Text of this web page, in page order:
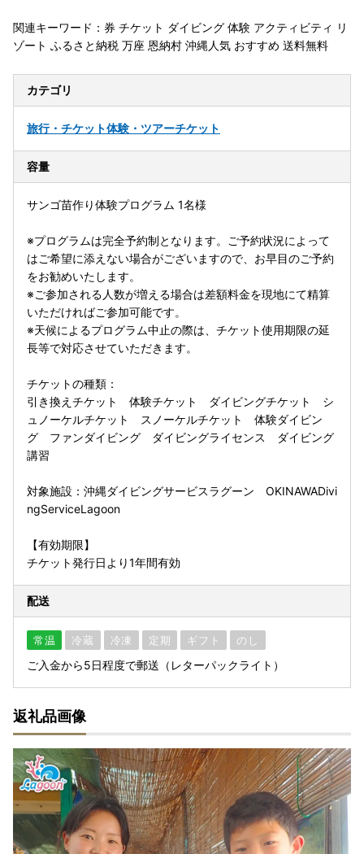
関連キーワード：券 チケット ダイビング 体験 アクティビティ リ
ゾート ふるさと納税 万座 恩納村 沖縄人気 おすすめ 送料無料
カテゴリ
旅行・チケット体験・ツアーチケット
容量
サンゴ苗作り体験プログラム 1名様
※プログラムは完全予約制となります。ご予約状況によって
はご希望に添えない場合がございますので、お早目のご予約
をお勧めいたします。
※ご参加される人数が増える場合は差額料金を現地にて精算
いただければご参加可能です。
※天候によるプログラム中止の際は、チケット使用期限の延
長等で対応させていただきます。
チケットの種類：
引き換えチケット 体験チケット ダイビングチケット シ
ュノーケルチケット スノーケルチケット 体験ダイビン
グ ファンダイビング ダイビングライセンス ダイビング
講習
対象施設：沖縄ダイビングサービスラグーン OKINAWADivi
ngServiceLagoon
【有効期限】
チケット発行日より1年間有効
配送
常温 冷蔵 冷凍 定期 ギフト のし
ご入金から5日程度で郵送（レターパックライト）
返礼品画像